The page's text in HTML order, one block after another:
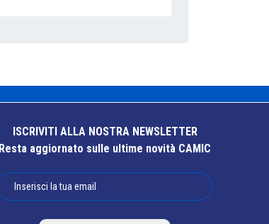
ISCRIVITI ALLA NOSTRA NEWSLETTER
Resta aggiornato sulle ultime novità CAMIC